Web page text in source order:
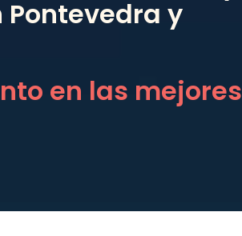
Pontevedra y
en las mejores